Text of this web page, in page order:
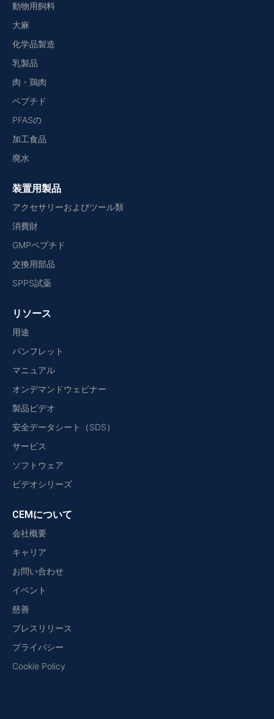
動物用飼料
大麻
化学品製造
乳製品
肉・鶏肉
ペプチド
PFASの
加工食品
廃水
装置用製品
アクセサリーおよびツール類
消費財
GMPペプチド
交換用部品
SPPS試薬
リソース
用途
パンフレット
マニュアル
オンデマンドウェビナー
製品ビデオ
安全データシート（SDS）
サービス
ソフトウェア
ビデオシリーズ
CEMについて
会社概要
キャリア
お問い合わせ
イベント
慈善
プレスリリース
プライバシー
Cookie Policy